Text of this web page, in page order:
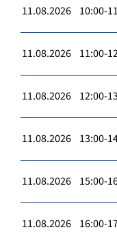
11.08.2026 10:00-
11.08.2026 11:00-
11.08.2026 12:00-
11.08.2026 13:00-
11.08.2026 15:00-
11.08.2026 16:00-